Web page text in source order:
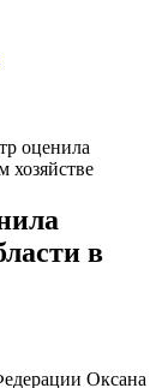
оценила
хозяйстве
в
Оксана